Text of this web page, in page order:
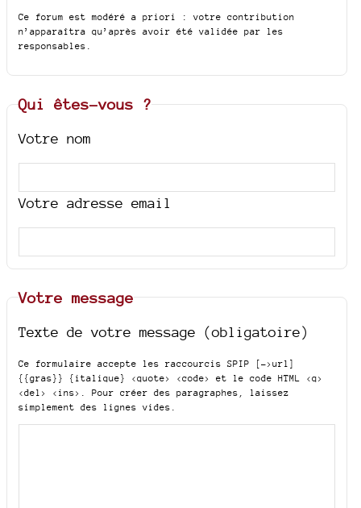
Ce forum est modéré a priori : votre contribution
n’apparaîtra qu’après avoir été validée par les
responsables.
Qui êtes-vous ?
Votre nom
Votre adresse email
Votre message
Texte de votre message (obligatoire)
Ce formulaire accepte les raccourcis SPIP
[->url]
{{gras}} {italique} <quote> <code>
et le code HTML <q>
<del> <ins> . Pour créer des paragraphes, laissez
simplement des lignes vides.